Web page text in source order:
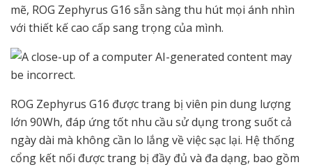
mẽ, ROG Zephyrus G16 sẵn sàng thu hút mọi ánh nhìn
với thiết kế cao cấp sang trọng của mình.
ROG Zephyrus G16 được trang bị viên pin dung lượng
lớn 90Wh, đáp ứng tốt nhu cầu sử dụng trong suốt cả
ngày dài mà không cần lo lắng về việc sạc lại. Hệ thống
cổng kết nối được trang bị đầy đủ và đa dạng, bao gồm